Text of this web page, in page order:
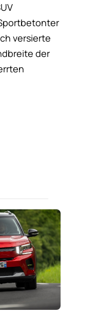
versierte
der